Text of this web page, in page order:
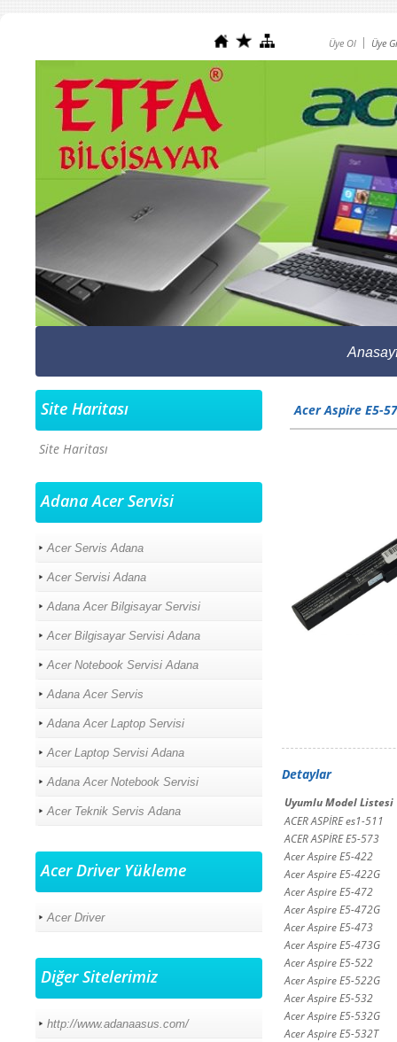
Üye Ol Üye
Site Haritası
Site Haritası
Adana Acer Servisi
Acer Servis Adana
Acer Servisi Adana
Adana Acer Bilgisayar Servisi
Acer Bilgisayar Servisi Adana
Acer Notebook Servisi Adana
Adana Acer Servis
Adana Acer Laptop Servisi
Acer Laptop Servisi Adana
Adana Acer Notebook Servisi
Acer Teknik Servis Adana
Acer Driver Yükleme
Acer Driver
Diğer Sitelerimiz
http://www.adanaasus.com/
Acer Aspire E5-
Detaylar
Uyumlu Model Listesi
ACER ASPİRE es1-511
ACER ASPİRE E5-573
Acer Aspire E5-422
Acer Aspire E5-422G
Acer Aspire E5-472
Acer Aspire E5-472G
Acer Aspire E5-473
Acer Aspire E5-473G
Acer Aspire E5-522
Acer Aspire E5-522G
Acer Aspire E5-532
Acer Aspire E5-532G
Acer Aspire E5-532T